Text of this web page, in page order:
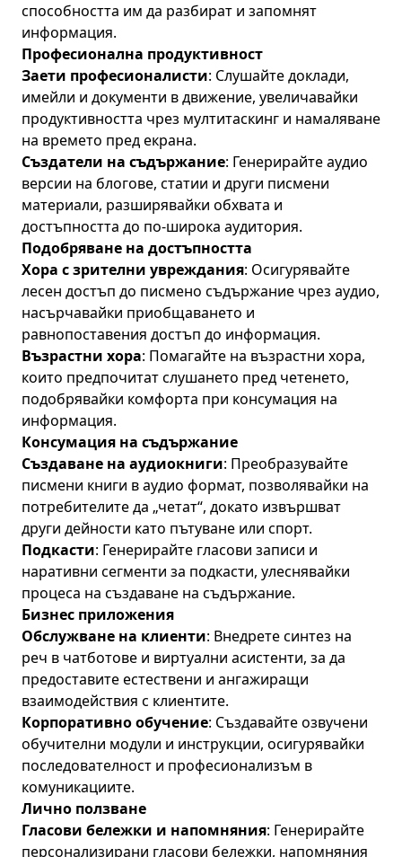
способността им да разбират и запомнят
информация.
Професионална продуктивност
Заети професионалисти: Слушайте доклади,
имейли и документи в движение, увеличавайки
продуктивността чрез мултитаскинг и намаляване
на времето пред екрана.
Създатели на съдържание: Генерирайте аудио
версии на блогове, статии и други писмени
материали, разширявайки обхвата и
достъпността до по-широка аудитория.
Подобряване на достъпността
Хора с зрителни увреждания: Осигурявайте
лесен достъп до писмено съдържание чрез аудио,
насърчавайки приобщаването и
равнопоставения достъп до информация.
Възрастни хора: Помагайте на възрастни хора,
които предпочитат слушането пред четенето,
подобрявайки комфорта при консумация на
информация.
Консумация на съдържание
Създаване на аудиокниги: Преобразувайте
писмени книги в аудио формат, позволявайки на
потребителите да „четат“, докато извършват
други дейности като пътуване или спорт.
Подкасти: Генерирайте гласови записи и
наративни сегменти за подкасти, улеснявайки
процеса на създаване на съдържание.
Бизнес приложения
Обслужване на клиенти: Внедрете синтез на
реч в чатботове и виртуални асистенти, за да
предоставите естествени и ангажиращи
взаимодействия с клиентите.
Корпоративно обучение: Създавайте озвучени
обучителни модули и инструкции, осигурявайки
последователност и професионализъм в
комуникациите.
Лично ползване
Гласови бележки и напомняния: Генерирайте
персонализирани гласови бележки, напомняния